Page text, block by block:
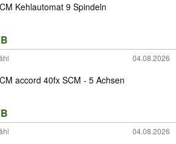
Kehlautomat 9 Spindeln
04.08.2026
accord 40fx SCM - 5 Achsen
04.08.2026